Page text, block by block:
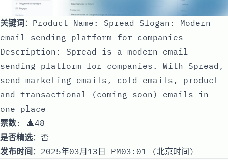
关键词：Product Name: Spread Slogan: Modern
email sending platform for companies
Description: Spread is a modern email
sending platform for companies. With Spread,
send marketing emails, cold emails, product
and transactional (coming soon) emails in
one place
票数: 🔺48
是否精选：否
发布时间 ：2025年03月13日 PM03:01 (北京时间)